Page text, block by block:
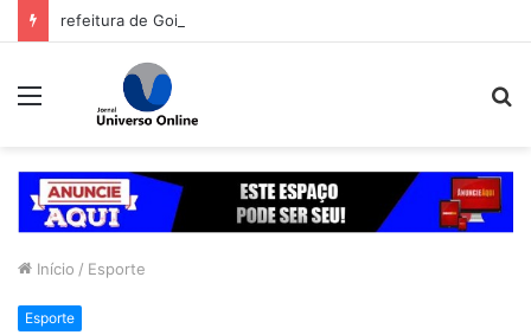
Menu
Início / Esporte
Esporte